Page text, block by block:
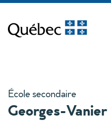
École secondaire
Georges-Vanier